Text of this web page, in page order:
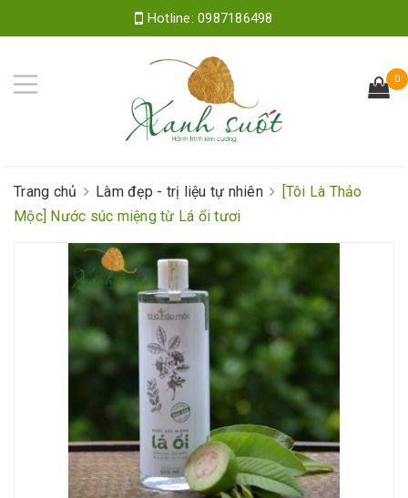
Hotline:0987186498
0
Trang chủ Làm đẹp - trị liệu tự nhiên
[Tôi Là Thảo
Mộc] Nước súc miệng từ Lá ổi tươi